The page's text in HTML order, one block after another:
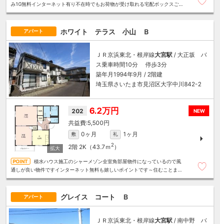
み1G無料インターネット有り不在時でもお荷物が受け取れる宅配ボックスござ
アパート ホワイト テラス 小山 Ｂ
ＪＲ京浜東北・根岸線大宮駅 / 大正坂 バ
ス乗車時間10分 停歩3分
築年月1994年9月 / 2階建
埼玉県さいたま市見沼区大字中川842-2
NEW
202 6.2万円
5,500円
敷 0ヶ月 礼
1ヶ月
2階 2K（43.7ｍ 2）
積水ハウス施工のシャーメゾン全室角部屋物件になっているので風
通しが良い物件ですインターネット無料も嬉しいポイントです～住むことまる
アパート グレイス コート Ｂ
ＪＲ京浜東北・根岸線大宮駅 / 南中野 バ